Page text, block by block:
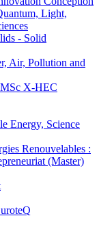
Light,
- Solid
Air, Pollution and
X-HEC
Energy, Science
Renouvelables :
(Master)